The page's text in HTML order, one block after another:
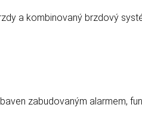
a kombinovaný brzdový
zabudovaným alarmem,